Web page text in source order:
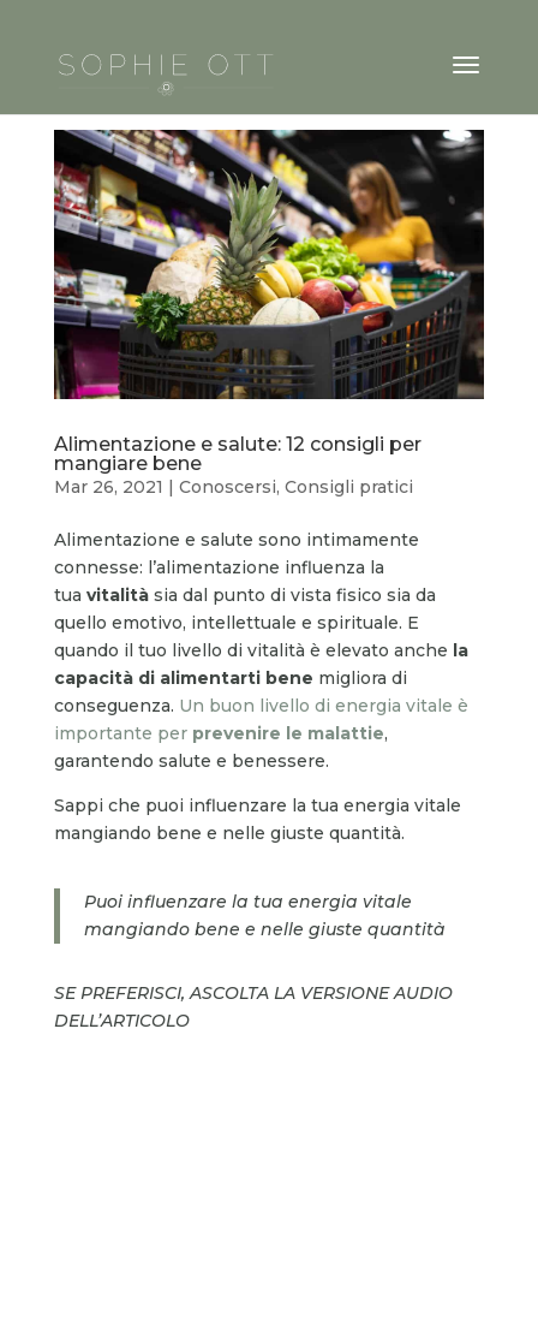
Alimentazione e salute: 12 consigli per
mangiare bene
Mar 26, 2021 | Conoscersi, Consigli pratici
Alimentazione e salute sono intimamente
connesse: l’alimentazione influenza la
tua vitalità sia dal punto di vista fisico sia da
quello emotivo, intellettuale e spirituale. E
quando il tuo livello di vitalità è elevato anche la
capacità di alimentarti bene migliora di
conseguenza. Un buon livello di energia vitale è
importante per prevenire le malattie,
garantendo salute e benessere.
Sappi che puoi influenzare la tua energia vitale
mangiando bene e nelle giuste quantità.
Puoi influenzare la tua energia vitale
mangiando bene e nelle giuste quantità
SE PREFERISCI, ASCOLTA LA VERSIONE AUDIO
DELL’ARTICOLO